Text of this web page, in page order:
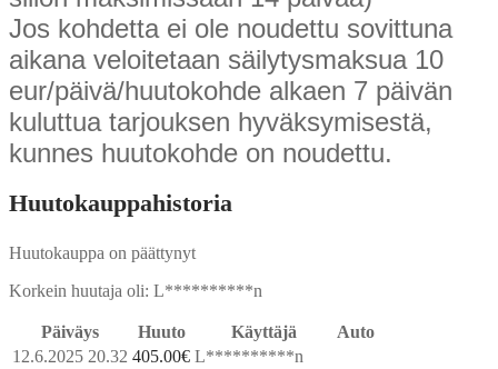
Jos kohdetta ei ole noudettu sovittuna
aikana veloitetaan säilytysmaksua 10
eur/päivä/huutokohde alkaen 7 päivän
kuluttua tarjouksen hyväksymisestä,
kunnes huutokohde on noudettu.
Huutokauppahistoria
Huutokauppa on päättynyt
Korkein huutaja oli: L**********n
Päiväys Huuto Käyttäjä
Auto
12.6.2025 20.32 405.00€ L**********n